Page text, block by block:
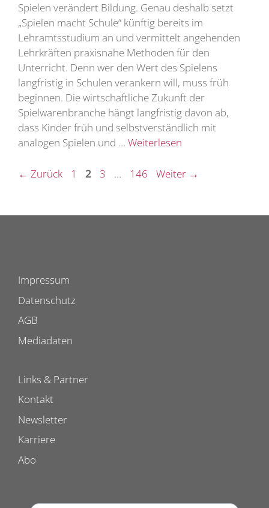
Spielen verändert Bildung. Genau deshalb setzt
„Spielen macht Schule“ künftig bereits im
Lehramtsstudium an und vermittelt angehenden
Lehrkräften praxisnahe Methoden für den
Unterricht. Denn wer den Wert des Spielens
langfristig in Schulen verankern will, muss früh
beginnen. Die wirtschaftliche Zukunft der
Spielwarenbranche hängt langfristig davon ab,
dass Kinder früh und selbstverständlich mit
analogen Spielen und … Weiterlesen
← Zurück Seite
1 Seite
2 Seite
3 … Seite
146 Weiter →
Impressum
Datenschutz
AGB
Mediadaten
Links & Partner
Kontakt
Newsletter
Karriere
Abo